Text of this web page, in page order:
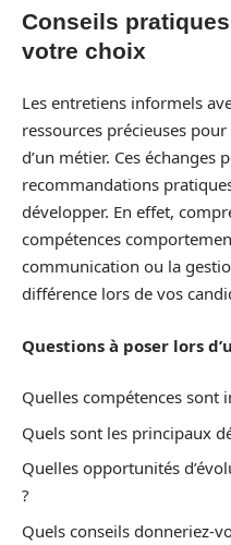
Conseils
votre choix
Les entretiens informels
ressources précieuses
d’un métier. Ces échanges
recommandations
développer. En effet,
compétences
communication ou la
différence lors de vos
Questions à poser lors
Quelles compétences sont
Quels sont les principaux
Quelles opportunités
?
Quels conseils donneriez-